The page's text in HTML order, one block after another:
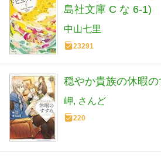
島社文庫 C な 6-1)
中山七里
23291
穏やか貴族の休暇
岬 さんど
220